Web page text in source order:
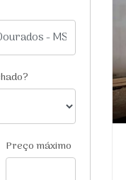
Preço máximo